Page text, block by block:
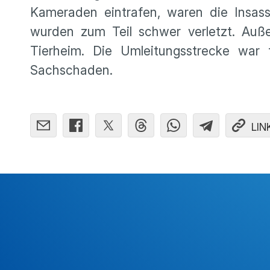
Kameraden eintrafen, waren die
wurden zum Teil schwer verletzt.
Tierheim. Die Umleitungsstrecke
Sachschaden.